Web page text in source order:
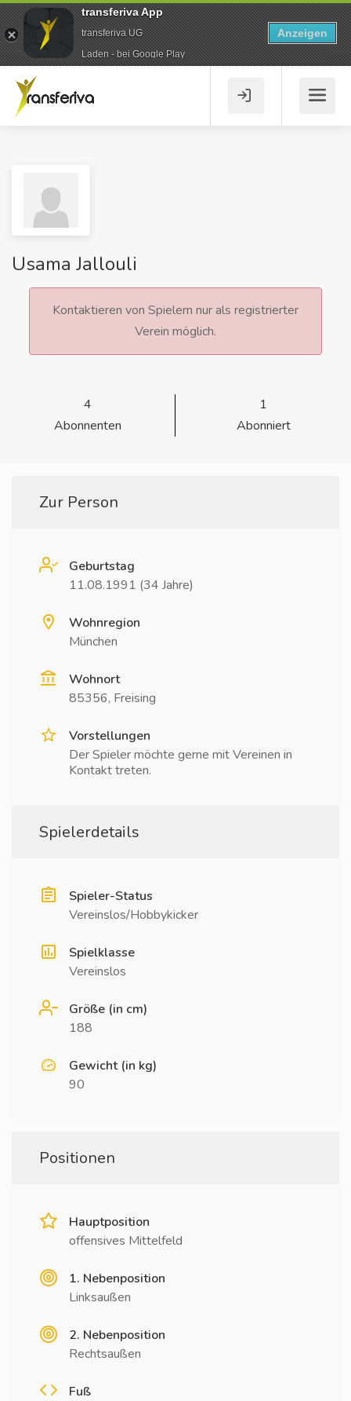
Usama Jallouli
Kontaktieren von Spielern nur als registrierter
Verein möglich.
4
Abonnenten
1
Abonniert
Zur Person
Geburtstag
11.08.1991 (34 Jahre)
Wohnregion
München
Wohnort
85356, Freising
Vorstellungen
Der Spieler möchte gerne mit Vereinen in
Kontakt treten.
Spielerdetails
Spieler-Status
Vereinslos/Hobbykicker
Spielklasse
Vereinslos
Größe (in cm)
188
Gewicht (in kg)
90
Positionen
Hauptposition
offensives Mittelfeld
1. Nebenposition
Linksaußen
2. Nebenposition
Rechtsaußen
Fuß
transferiva App
transferiva UG
Laden - bei Google Play
Anzeigen